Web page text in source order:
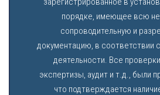
порядке, имеющее всю
сопроводительную и
документацию, в соответствии
деятельности. Все
экспертизы, аудит и т.д., были
что подтверждается